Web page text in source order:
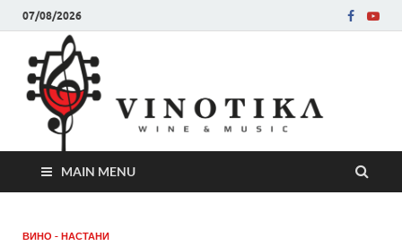
07/08/2026
MAIN MENU
ВИНО - НАСТАНИ